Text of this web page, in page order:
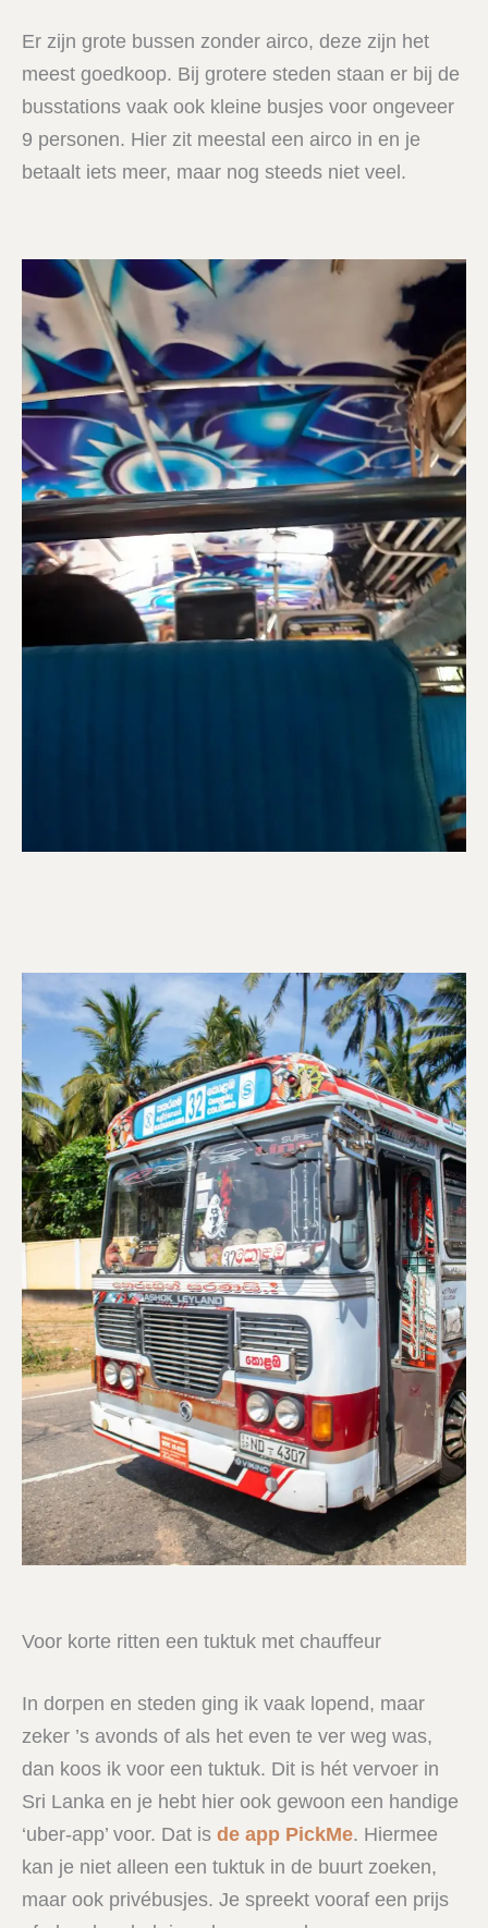
Er zijn grote bussen zonder airco, deze zijn het
meest goedkoop. Bij grotere steden staan er bij de
busstations vaak ook kleine busjes voor ongeveer
9 personen. Hier zit meestal een airco in en je
betaalt iets meer, maar nog steeds niet veel.
Voor korte ritten een tuktuk met chauffeur
In dorpen en steden ging ik vaak lopend, maar
zeker ’s avonds of als het even te ver weg was,
dan koos ik voor een tuktuk. Dit is hét vervoer in
Sri Lanka en je hebt hier ook gewoon een handige
‘uber-app’ voor. Dat is de app PickMe. Hiermee
kan je niet alleen een tuktuk in de buurt zoeken,
maar ook privébusjes. Je spreekt vooraf een prijs